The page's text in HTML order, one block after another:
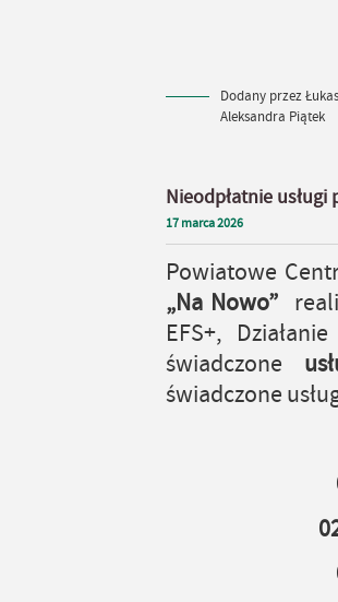
Dodany przez
Aleksandra Piątek
Nieodpłatnie usługi
17 marca2026
Powiatowe
„Na Nowo”
EFS+,
świadczone
świadczone